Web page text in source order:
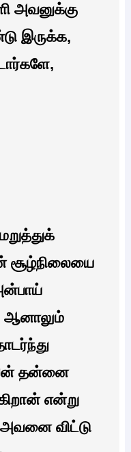
அவனுக்கு
இருக்க,
ஆனாலும்
தன்னை
என்று
அவனை விட்டு